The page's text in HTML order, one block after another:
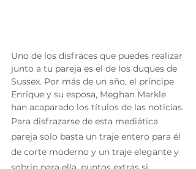
Uno de los disfraces que puedes realizar
junto a tu pareja es el de los duques de
Sussex. Por más de un año, el príncipe
Enrique y su esposa, Meghan Markle
han acaparado los títulos de las noticias.
Para disfrazarse de esta mediática
pareja solo basta un traje entero para él
de corte moderno y un traje elegante y